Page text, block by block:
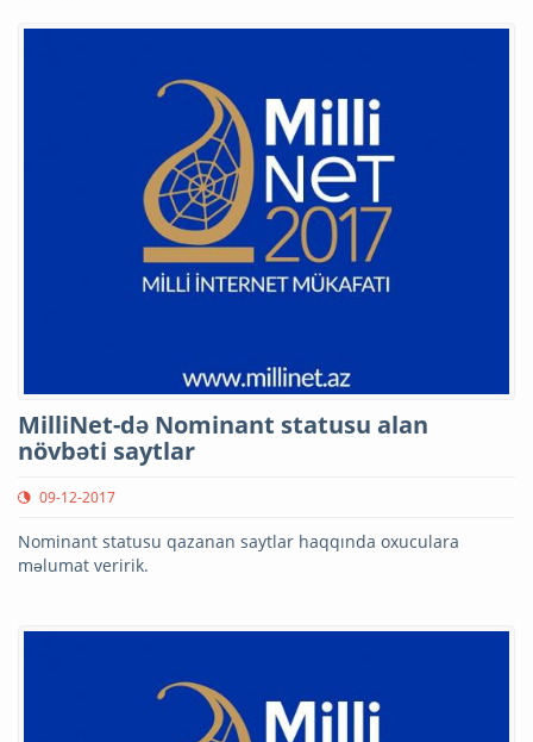
MilliNet-də Nominant statusu alan
növbəti saytlar
09-12-2017
Nominant statusu qazanan saytlar haqqında oxuculara
məlumat veririk.